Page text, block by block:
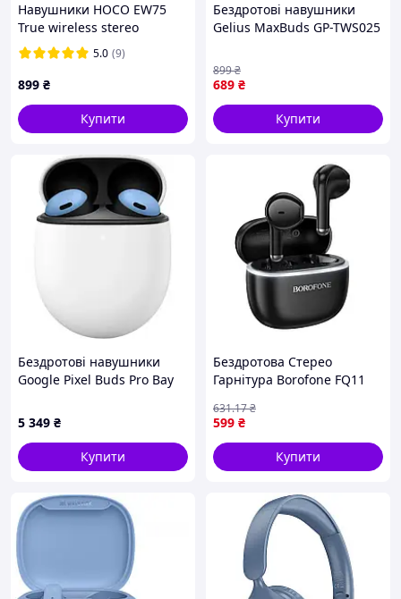
Навушники HOCO EW75
True wireless stereo
headset White, Bluetooth
5.4, бездротові, компактні,
4 години роботи
5.0 (9)
899 ₴
Купити
Бездротові навушники
Gelius MaxBuds GP-TWS025
689 ₴
899₴
Купити
Бездротові навушники
Google Pixel Buds Pro Bay
5 349 ₴
Купити
Бездротова Стерео
Гарнітура Borofone FQ11
599 ₴
631.17₴
Купити